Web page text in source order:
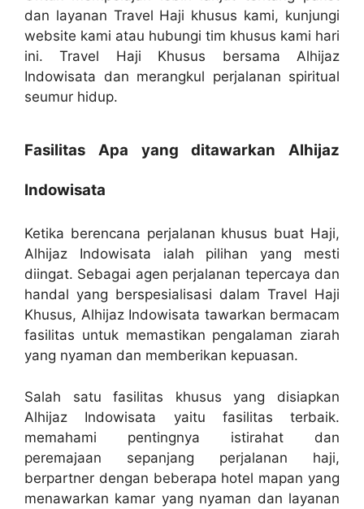
dan layanan Travel Haji khusus kami, kunjungi
website kami atau hubungi tim khusus kami hari
ini. Travel Haji Khusus bersama Alhijaz
Indowisata dan merangkul perjalanan spiritual
seumur hidup.
Fasilitas Apa yang ditawarkan Alhijaz
Indowisata
Ketika berencana perjalanan khusus buat Haji,
Alhijaz Indowisata ialah pilihan yang mesti
diingat. Sebagai agen perjalanan tepercaya dan
handal yang berspesialisasi dalam Travel Haji
Khusus, Alhijaz Indowisata tawarkan bermacam
fasilitas untuk memastikan pengalaman ziarah
yang nyaman dan memberikan kepuasan.
Salah satu fasilitas khusus yang disiapkan
Alhijaz Indowisata yaitu fasilitas terbaik.
memahami pentingnya istirahat dan
peremajaan sepanjang perjalanan haji,
berpartner dengan beberapa hotel mapan yang
menawarkan kamar yang nyaman dan layanan